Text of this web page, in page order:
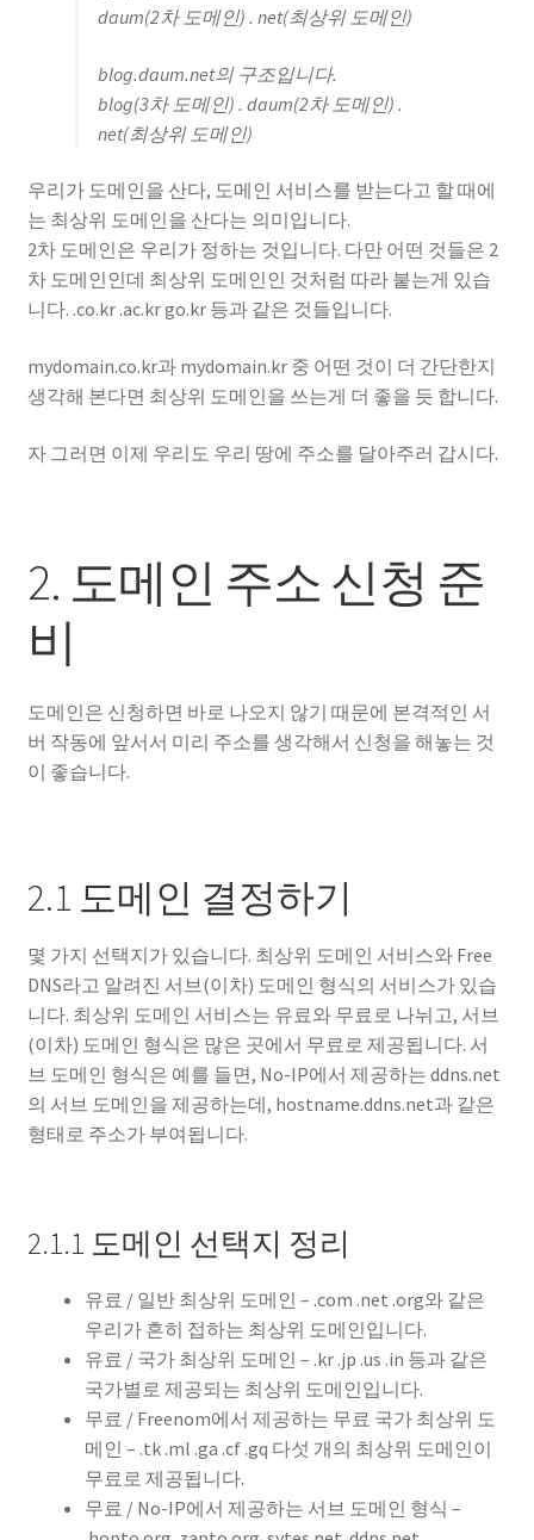
daum(2차 도메인) . net(최상위 도메인)
blog.daum.net의 구조입니다.
blog(3차 도메인) . daum(2차 도메인) .
net(최상위 도메인)
우리가 도메인을 산다, 도메인 서비스를 받는다고 할 때에
는 최상위 도메인을 산다는 의미입니다.
2차 도메인은 우리가 정하는 것입니다. 다만 어떤 것들은 2
차 도메인인데 최상위 도메인인 것처럼 따라 붙는게 있습
니다. .co.kr .ac.kr go.kr 등과 같은 것들입니다.
mydomain.co.kr과 mydomain.kr 중 어떤 것이 더 간단한지
생각해 본다면 최상위 도메인을 쓰는게 더 좋을 듯 합니다.
자 그러면 이제 우리도 우리 땅에 주소를 달아주러 갑시다.
2. 도메인 주소 신청 준
비
도메인은 신청하면 바로 나오지 않기 때문에 본격적인 서
버 작동에 앞서서 미리 주소를 생각해서 신청을 해놓는 것
이 좋습니다.
2.1 도메인 결정하기
몇 가지 선택지가 있습니다. 최상위 도메인 서비스와 Free
DNS라고 알려진 서브(이차) 도메인 형식의 서비스가 있습
니다. 최상위 도메인 서비스는 유료와 무료로 나뉘고, 서브
(이차) 도메인 형식은 많은 곳에서 무료로 제공됩니다. 서
브 도메인 형식은 예를 들면, No-IP에서 제공하는 ddns.net
의 서브 도메인을 제공하는데, hostname.ddns.net과 같은
형태로 주소가 부여됩니다.
2.1.1 도메인 선택지 정리
유료 / 일반 최상위 도메인 – .com .net .org와 같은
우리가 흔히 접하는 최상위 도메인입니다.
유료 / 국가 최상위 도메인 – .kr .jp .us .in 등과 같은
국가별로 제공되는 최상위 도메인입니다.
무료 / Freenom에서 제공하는 무료 국가 최상위 도
메인 – .tk .ml .ga .cf .gq 다섯 개의 최상위 도메인이
무료로 제공됩니다.
무료 / No-IP에서 제공하는 서브 도메인 형식 –